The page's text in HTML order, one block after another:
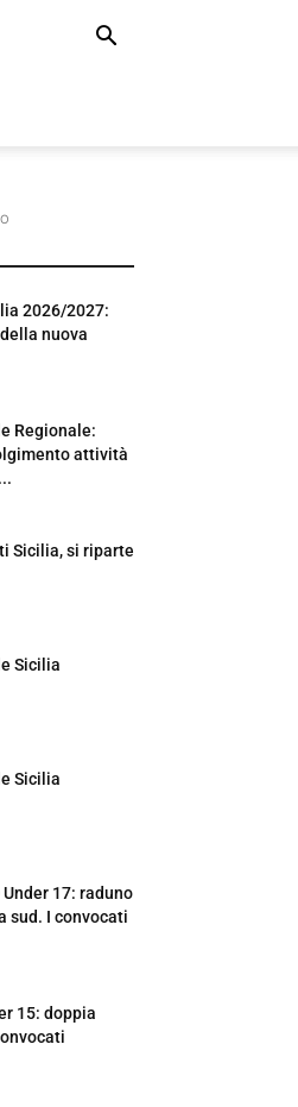
2026/2027:
nuova
Regionale:
attività
Sicilia, si riparte
Sicilia
Sicilia
17: raduno
sud. I convocati
15: doppia